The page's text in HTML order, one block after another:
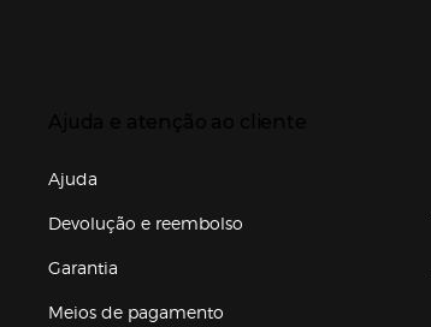
Ajuda
Devolução e reembolso
Garantia
Meios de pagamento